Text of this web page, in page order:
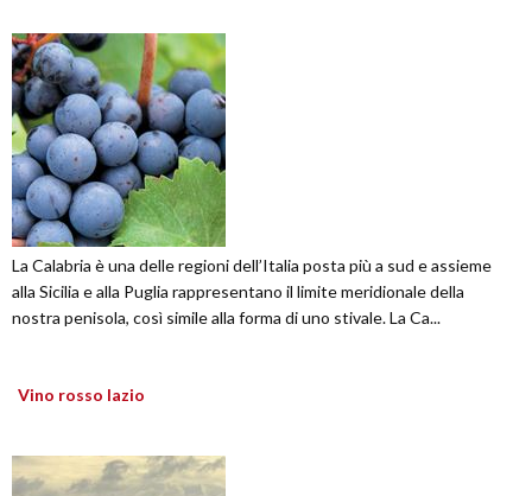
La Calabria è una delle regioni dell’Italia posta più a sud e assieme
alla Sicilia e alla Puglia rappresentano il limite meridionale della
nostra penisola, così simile alla forma di uno stivale. La Ca...
Vino rosso lazio